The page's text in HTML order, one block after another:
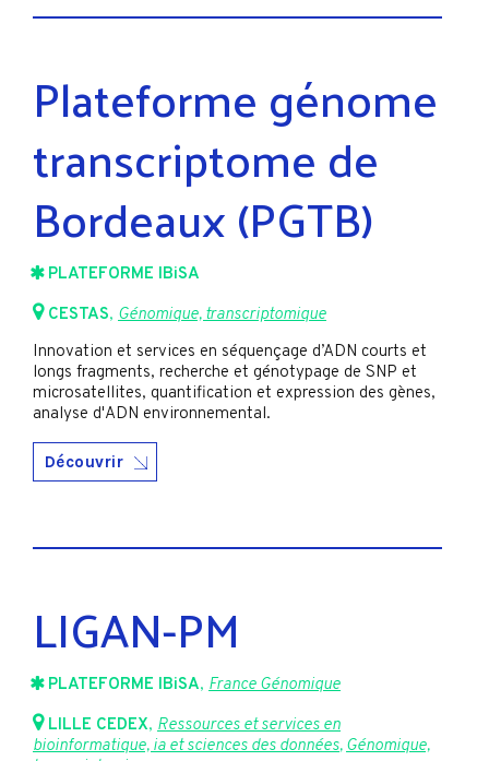
Plateforme génome
transcriptome de
Bordeaux (PGTB)
PLATEFORME IBiSA
CESTAS, Génomique, transcriptomique
Innovation et services en séquençage d’ADN courts et
longs fragments, recherche et génotypage de SNP et
microsatellites, quantification et expression des gènes,
analyse d'ADN environnemental.
Découvrir
LIGAN-PM
PLATEFORME IBiSA, France Génomique
LILLE CEDEX, Ressources et services en
bioinformatique, ia et sciences des données,Génomique,